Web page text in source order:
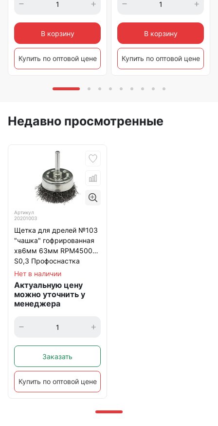
В корзину
Купить по оптовой цене
В корзину
Купить по оптовой цене
Недавно просмотренные
Артикул
20201003
Щетка для дрелей №103
"чашка" гофрированная
хв6мм 63мм RPM4500
S0,3 Профоснастка
Мастер
Нет в наличии
Актуальную цену
можно уточнить у
менеджера
Заказать
Купить по оптовой цене